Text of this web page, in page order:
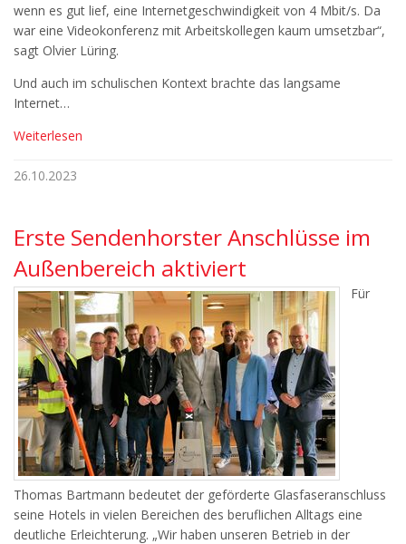
wenn es gut lief, eine Internetgeschwindigkeit von 4 Mbit/s. Da
war eine Videokonferenz mit Arbeitskollegen kaum umsetzbar“,
sagt Olvier Lüring.
Und auch im schulischen Kontext brachte das langsame
Internet…
Weiterlesen
26.10.2023
Erste Sendenhorster Anschlüsse im
Außenbereich aktiviert
Für
Thomas Bartmann bedeutet der geförderte Glasfaseranschluss
seine Hotels in vielen Bereichen des beruflichen Alltags eine
deutliche Erleichterung. „Wir haben unseren Betrieb in der